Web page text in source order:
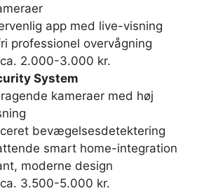
app med live-visning
professionel overvågning
2.000-3.000 kr.
System
kameraer med høj
bevægelsesdetektering
smart home-integration
moderne design
3.500-5.000 kr.